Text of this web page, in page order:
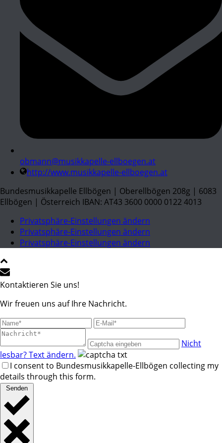
obmann@musikkapelle-ellboegen.at
http://www.musikkapelle-ellboegen.at
Bundesmusikkapelle Ellbögen | Oberellbögen 208g | 6083
Ellbögen | Österreich IBAN: AT43 3600 0000 0122 4013
Privatsphäre-Einstellungen ändern
Privatsphäre-Einstellungen ändern
Privatsphäre-Einstellungen ändern
Kontaktieren Sie uns!
Wir freuen uns auf Ihre Nachricht.
Nicht
lesbar? Text ändern.
I consent to Bundesmusikkapelle-Ellbögen collecting my
details through this form.
Senden